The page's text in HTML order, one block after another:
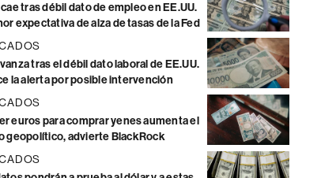
tras débil dato de empleo en EE.UU.
expectativa de alza de tasas de la Fed
tras el débil dato laboral de EE.UU.
la alerta por posible intervención
euros para comprar yenes aumenta el
geopolítico, advierte BlackRock